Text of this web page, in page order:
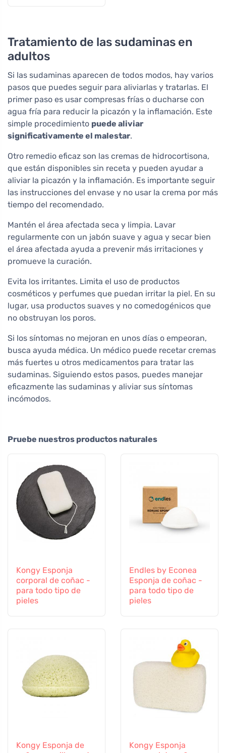
Tratamiento de las sudaminas en
adultos
Si las sudaminas aparecen de todos modos, hay varios
pasos que puedes seguir para aliviarlas y tratarlas. El
primer paso es usar compresas frías o ducharse con
agua fría para reducir la picazón y la inflamación. Este
simple procedimiento puede aliviar
significativamente el malestar.
Otro remedio eficaz son las cremas de hidrocortisona,
que están disponibles sin receta y pueden ayudar a
aliviar la picazón y la inflamación. Es importante seguir
las instrucciones del envase y no usar la crema por más
tiempo del recomendado.
Mantén el área afectada seca y limpia. Lavar
regularmente con un jabón suave y agua y secar bien
el área afectada ayuda a prevenir más irritaciones y
promueve la curación.
Evita los irritantes. Limita el uso de productos
cosméticos y perfumes que puedan irritar la piel. En su
lugar, usa productos suaves y no comedogénicos que
no obstruyan los poros.
Si los síntomas no mejoran en unos días o empeoran,
busca ayuda médica. Un médico puede recetar cremas
más fuertes u otros medicamentos para tratar las
sudaminas. Siguiendo estos pasos, puedes manejar
eficazmente las sudaminas y aliviar sus síntomas
incómodos.
Pruebe nuestros productos naturales
Kongy Esponja
corporal de coñac -
para todo tipo de
pieles
Endles by Econea
Esponja de coñac -
para todo tipo de
pieles
Kongy Esponja de
Kongy Esponja